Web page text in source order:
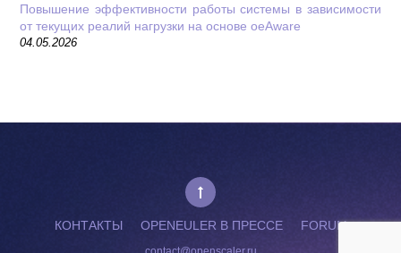
Повышение эффективности работы системы в зависимости
от текущих реалий нагрузки на основе oeAware
04.05.2026
КОНТАКТЫ OPENEULER В ПРЕССЕ FORUM